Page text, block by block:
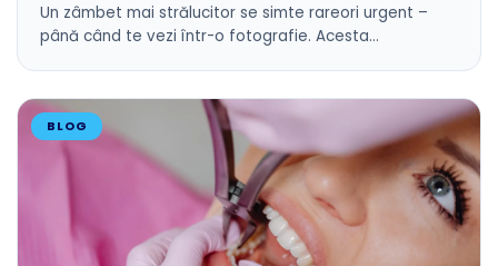
Un zâmbet mai strălucitor se simte rareori urgent – ​​
până când te vezi într-o fotografie. Acesta…
BLOG